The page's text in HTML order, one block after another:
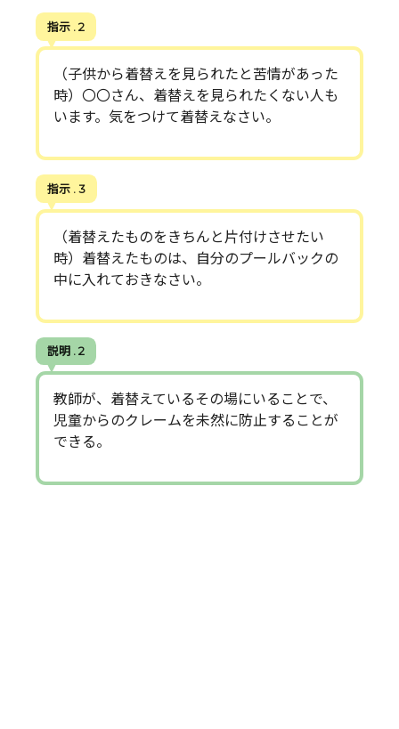
指示 . 2
（子供から着替えを見られたと苦情があった
時）〇〇さん、着替えを見られたくない人も
います。気をつけて着替えなさい。
指示 . 3
（着替えたものをきちんと片付けさせたい
時）着替えたものは、自分のプールバックの
中に入れておきなさい。
説明 . 2
教師が、着替えているその場にいることで、
児童からのクレームを未然に防止することが
できる。